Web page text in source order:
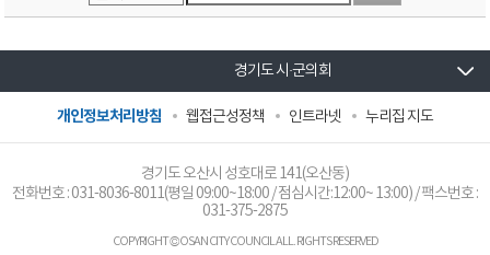
경기도 시·군의회
개인정보처리방침 웹접근성정책 인트라넷 누리집 지도
경기도 오산시 성호대로 141(오산동)
전화번호 :031-8036-8011(평일 09:00~18:00 / 점심시간:12:00~ 13:00) / 팩스번호 :
031-375-2875
COPYRIGHT © OSAN CITY COUNCIL ALL. RIGHTS RESERVED